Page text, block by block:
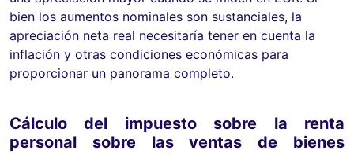
bien los aumentos nominales son sustanciales, la
apreciación neta real necesitaría tener en cuenta la
inflación y otras condiciones económicas para
proporcionar un panorama completo.
Cálculo del impuesto sobre la renta
personal sobre las ventas de bienes